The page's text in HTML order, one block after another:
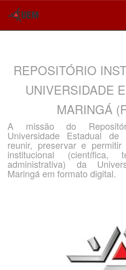
REPOSITÓRIO
UNIVERSIDADE
MARINGÁ
A missão do
Universidade Estadual
reunir, preservar e
institucional (científica,
administrativa) da
Maringá em formato digital.